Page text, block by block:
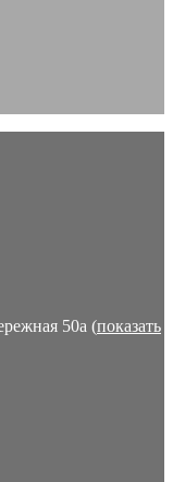
50а (показать